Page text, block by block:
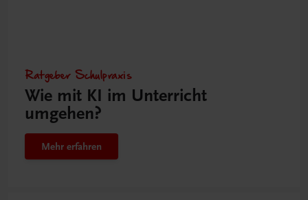
Ratgeber Schulpraxis
Wie mit KI im Unterricht
umgehen?
Mehr erfahren